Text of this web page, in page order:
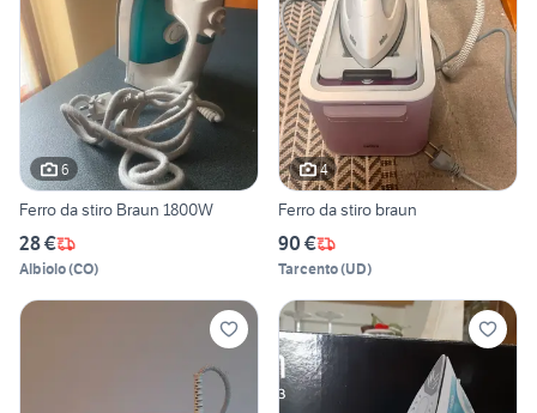
6
Ferro da stiro Braun 1800W
28 €
Albiolo(CO)
4
Ferro da stiro braun
90 €
Tarcento(UD)